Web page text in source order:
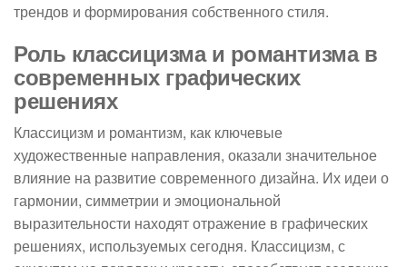
трендов и формирования собственного стиля.
Роль классицизма и романтизма в
современных графических
решениях
Классицизм и романтизм, как ключевые
художественные направления, оказали значительное
влияние на развитие современного дизайна. Их идеи о
гармонии, симметрии и эмоциональной
выразительности находят отражение в графических
решениях, используемых сегодня. Классицизм, с